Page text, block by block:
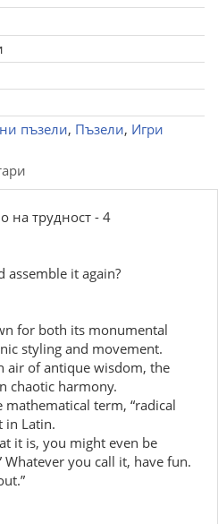
пъзели, Пъзели, Игри
на трудност - 4
assemble it again?
for both its monumental
styling and movement.
air of antique wisdom, the
chaotic harmony.
term, “radical
in Latin.
it is, you might even be
Whatever you call it, have fun.